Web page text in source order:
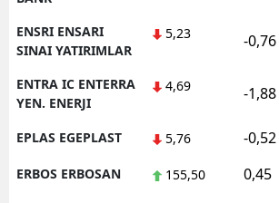
ENSRI ENSARI
SINAI YATIRIMLAR
5,23 -0,76
ENTRA IC ENTERRA
YEN. ENERJI
4,69 -1,88
EPLAS EGEPLAST 5,76 -0,52
ERBOS ERBOSAN 155,50 0,45